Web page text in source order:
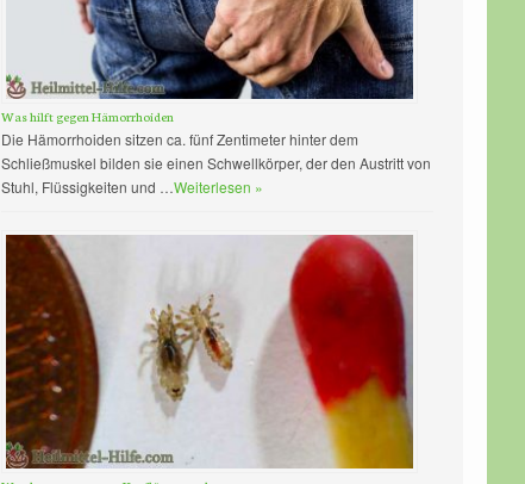
Was hilft gegen Hämorrhoiden
Die Hämorrhoiden sitzen ca. fünf Zentimeter hinter dem
Schließmuskel bilden sie einen Schwellkörper, der den Austritt von
Stuhl, Flüssigkeiten und …Weiterlesen »